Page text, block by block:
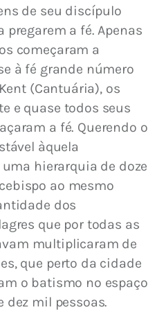
de seu discípulo
pregarem a fé. Apenas
começaram a
à fé grande número
(Cantuária), os
e quase todos seus
a fé. Querendo o
àquela
hierarquia de doze
ao mesmo
dos
que por todas as
multiplicaram de
que perto da cidade
o batismo no espaço
dez mil pessoas.